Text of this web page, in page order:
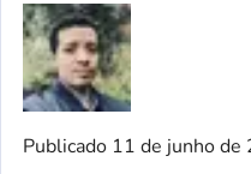
Publicado 11 de junho